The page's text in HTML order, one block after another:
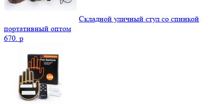
Складной уличный стул со спинкой
портативный оптом
670. p